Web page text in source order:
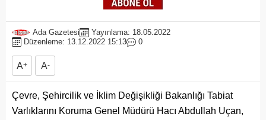
Ada Gazetesi
Yayınlama: 18.05.2022
Düzenleme: 13.12.2022 15:13
0
A+ A-
Çevre, Şehircilik ve İklim Değişikliği Bakanlığı Tabiat
Varlıklarını Koruma Genel Müdürü Hacı Abdullah Uçan,